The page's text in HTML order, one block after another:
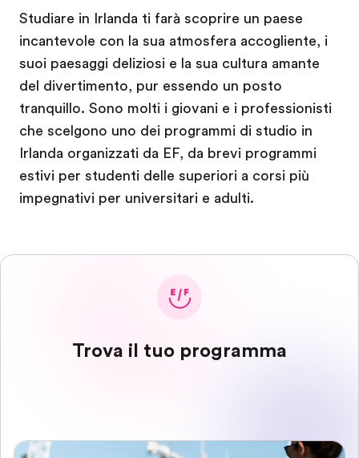
Studiare in Irlanda ti farà scoprire un paese
incantevole con la sua atmosfera accogliente, i
suoi paesaggi deliziosi e la sua cultura amante
del divertimento, pur essendo un posto
tranquillo. Sono molti i giovani e i professionisti
che scelgono uno dei programmi di studio in
Irlanda organizzati da EF, da brevi programmi
estivi per studenti delle superiori a corsi più
impegnativi per universitari e adulti.
Trova il tuo programma